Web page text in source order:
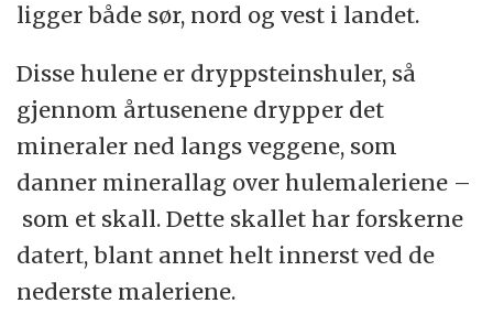
ligger både sør, nord og vest i landet.
Disse hulene er dryppsteinshuler, så
gjennom årtusenene drypper det
mineraler ned langs veggene, som
danner minerallag over hulemaleriene –
som et skall. Dette skallet har forskerne
datert, blant annet helt innerst ved de
nederste maleriene.